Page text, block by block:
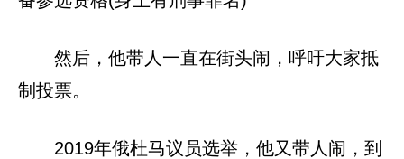
然后，他带人一直在街头闹，呼吁大家抵
制投票。
2019年俄杜马议员选举，他又带人闹，到